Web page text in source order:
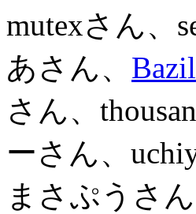
mutexさん、
あさん、 Bazil
さん、
ーさん、
まさぷうさ